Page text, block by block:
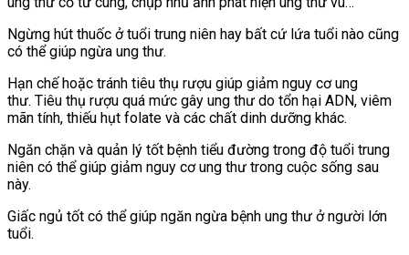
Ngừng hút thuốc ở tuổi trung niên hay bất cứ lứa tuổi nào cũng
có thể giúp ngừa ung thư.
Hạn chế hoặc tránh tiêu thụ rượu giúp giảm nguy cơ ung
thư. Tiêu thụ rượu quá mức gây ung thư do tổn hại ADN, viêm
mãn tính, thiếu hụt folate và các chất dinh dưỡng khác.
Ngăn chặn và quản lý tốt bệnh tiểu đường trong độ tuổi trung
niên có thể giúp giảm nguy cơ ung thư trong cuộc sống sau
này.
Giấc ngủ tốt có thể giúp ngăn ngừa bệnh ung thư ở người lớn
tuổi.